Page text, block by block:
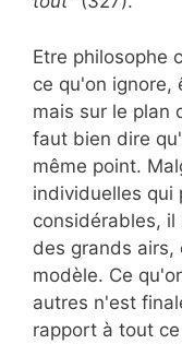
Etre philosophe
ce qu'on ignore,
mais sur le plan
faut bien dire
même point.
individuelles qui
considérables,
des grands airs,
modèle. Ce
autres n'est
rapport à tout